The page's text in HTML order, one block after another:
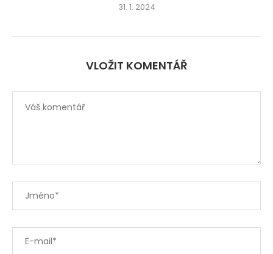
31. 1. 2024
VLOŽIT KOMENTÁŘ